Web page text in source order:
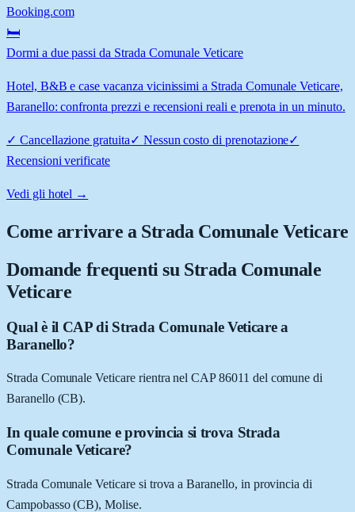
Booking.com
🛏️
Dormi a due passi da Strada Comunale Veticare
Hotel, B&B e case vacanza vicinissimi a Strada Comunale Veticare,
Baranello: confronta prezzi e recensioni reali e prenota in un minuto.
✓ Cancellazione gratuita✓ Nessun costo di prenotazione✓
Recensioni verificate
Vedi gli hotel →
Come arrivare a Strada Comunale Veticare
Domande frequenti su Strada Comunale
Veticare
Qual è il CAP di Strada Comunale Veticare a
Baranello?
Strada Comunale Veticare rientra nel CAP 86011 del comune di
Baranello (CB).
In quale comune e provincia si trova Strada
Comunale Veticare?
Strada Comunale Veticare si trova a Baranello, in provincia di
Campobasso (CB), Molise.